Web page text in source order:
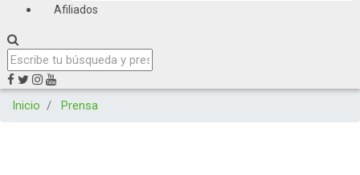
Afiliados
Inicio Prensa